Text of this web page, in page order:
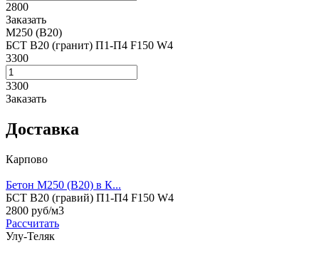
2800
Заказать
М250 (B20)
БСТ В20 (гранит) П1-П4 F150 W4
3300
3300
Заказать
Доставка
Карпово
Бетон М250 (B20) в К...
БСТ В20 (гравий) П1-П4 F150 W4
2800 руб/м3
Рассчитать
Улу-Теляк